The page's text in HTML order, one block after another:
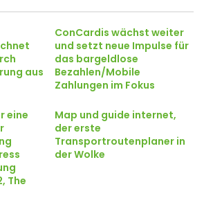
aus
ConCardis wächst weiter
und setzt neue Impulse für
das bargeldlose
Bezahlen/Mobile
Zahlungen im Fokus
eine
The
Map und guide internet,
der erste
Transportroutenplaner in
der Wolke